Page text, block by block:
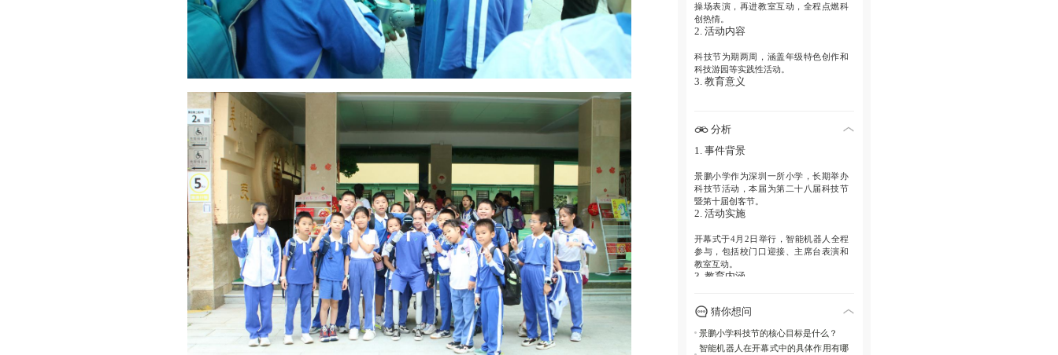
操场表演，再进教室互动，全程点燃科
创热情。
2. 活动内容
科技节为期两周，涵盖年级特色创作和
科技游园等实践性活动。
3. 教育意义
分析
1. 事件背景
景鹏小学作为深圳一所小学，长期举办
科技节活动，本届为第二十八届科技节
暨第十届创客节。
2. 活动实施
开幕式于4月2日举行，智能机器人全程
参与，包括校门口迎接、主席台表演和
教室互动。
3. 教育内涵
作和科技游园，让学生在动手操作中学
4. 社会影响
猜你想问
景鹏小学科技节的核心目标是什么？
智能机器人在开幕式中的具体作用有哪